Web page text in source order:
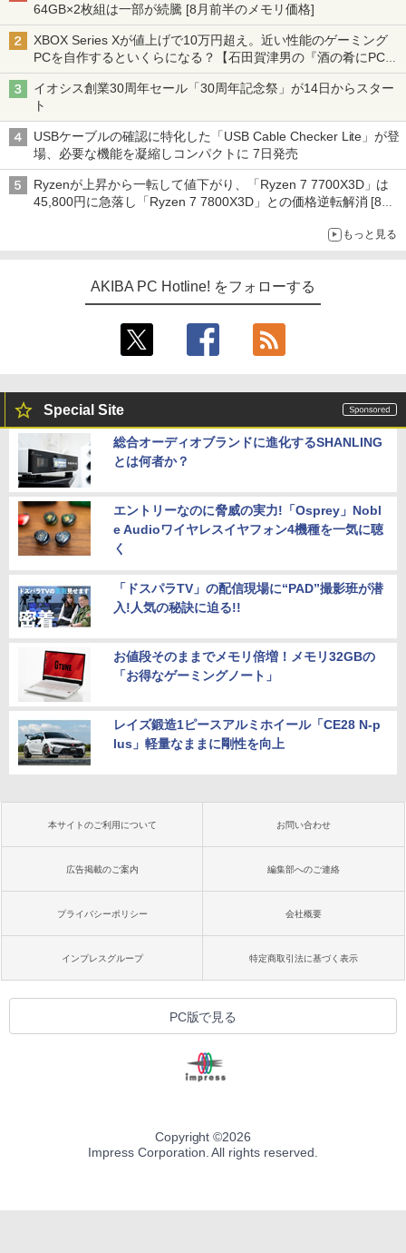
64GB×2枚組は一部が続騰 [8月前半のメモリ価格]
XBOX Series Xが値上げで10万円超え。近い性能のゲーミング
PCを自作するといくらになる？【石田賀津男の『酒の肴にPCゲ
ーム』】
イオシス創業30周年セール「30周年記念祭」が14日からスター
ト
USBケーブルの確認に特化した「USB Cable Checker Lite」が登
場、必要な機能を凝縮しコンパクトに 7日発売
Ryzenが上昇から一転して値下がり、「Ryzen 7 7700X3D」は
45,800円に急落し「Ryzen 7 7800X3D」との価格逆転解消 [8月
もっと見る
AKIBA PC Hotline! をフォローする
Special Site
総合オーディオブランドに進化するSHANLING
とは何者か？
エントリーなのに脅威の実力!「Osprey」Nobl
e Audioワイヤレスイヤフォン4機種を一気に聴
く
「ドスパラTV」の配信現場に“PAD”撮影班が潜
入!人気の秘訣に迫る!!
お値段そのままでメモリ倍増！メモリ32GBの
「お得なゲーミングノート」
レイズ鍛造1ピースアルミホイール「CE28 N-p
lus」軽量なままに剛性を向上
本サイトのご利用について お問い合わせ
広告掲載のご案内 編集部へのご連絡
プライバシーポリシー 会社概要
インプレスグループ 特定商取引法に基づく表示
PC版で見る
Copyright ©2026
Impress Corporation. All rights reserved.